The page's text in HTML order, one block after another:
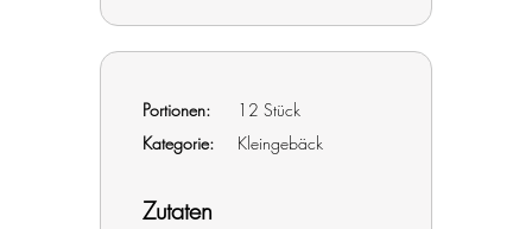
Portionen:
Kategorie:
Kleingebäck
Zutaten